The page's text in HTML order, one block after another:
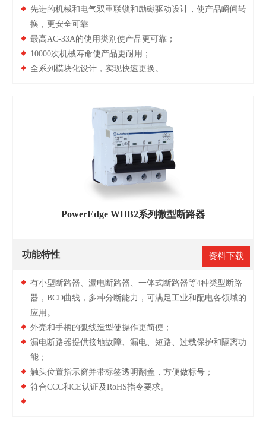
先进的机械和电气双重联锁和励磁驱动设计，使产品瞬间转
换，更安全可靠
最高AC-33A的使用类别使产品更可靠；
10000次机械寿命使产品更耐用；
全系列模块化设计，实现快速更换。
PowerEdge WHB2系列微型断路器
资料下载
功能特性
有小型断路器、漏电断路器、一体式断路器等4种类型断路
器，BCD曲线，多种分断能力，可满足工业和配电各领域的
应用。
外壳和手柄的弧线造型使操作更简便；
漏电断路器提供接地故障、漏电、短路、过载保护和隔离功
能；
触头位置指示窗并带标签透明翻盖，方便做标号；
符合CCC和CE认证及RoHS指令要求。